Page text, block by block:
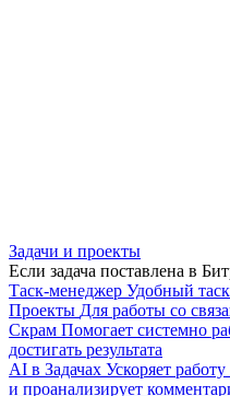
Задачи и проекты
Если задача поставлена в
Таск-менеджер Удобный
Проекты Для работы со
Скрам Помогает системно
достигать результата
AI в Задачах Ускоряет
и проанализирует